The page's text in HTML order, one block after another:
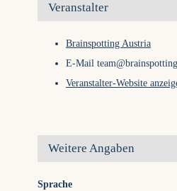
Veranstalter
Brainspotting Austria
E-Mail
Veranstalter-Website
Weitere Angaben
Sprache